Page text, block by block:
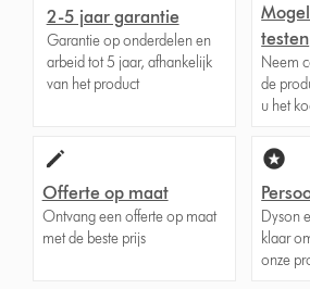
2-5 jaar garantie
Garantie op onderdelen en
arbeid tot 5 jaar, afhankelijk
van het product
testen
Neem
de
u het
Offerte op maat
Ontvang een offerte op maat
met de beste prijs
Dyson
klaar
onze